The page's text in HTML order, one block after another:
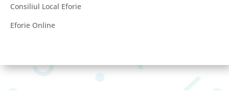
Consiliul Local Eforie
Eforie Online